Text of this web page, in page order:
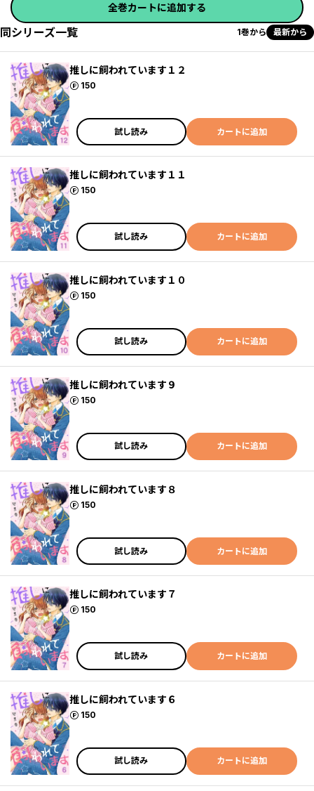
全巻カートに追加する
同シリーズ一覧 1巻から 最新から
推しに飼われています１２
150
ポイント
試し読み カートに追加
推しに飼われています１１
150
ポイント
試し読み カートに追加
推しに飼われています１０
150
ポイント
試し読み カートに追加
推しに飼われています９
150
ポイント
試し読み カートに追加
推しに飼われています８
150
ポイント
試し読み カートに追加
推しに飼われています７
150
ポイント
試し読み カートに追加
推しに飼われています６
150
ポイント
試し読み カートに追加